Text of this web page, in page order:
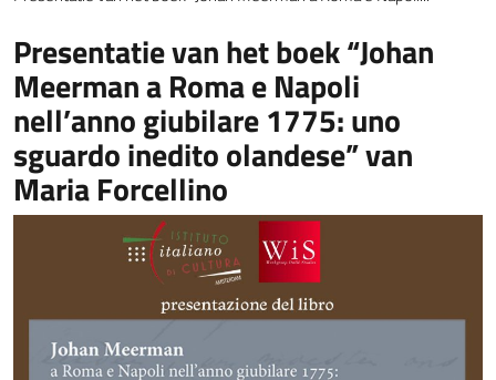
Presentatie van het boek “Johan
Meerman a Roma e Napoli
nell’anno giubilare 1775: uno
sguardo inedito olandese” van
Maria Forcellino